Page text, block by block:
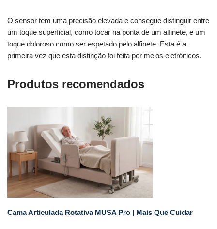
O sensor tem uma precisão elevada e consegue distinguir entre
um toque superficial, como tocar na ponta de um alfinete, e um
toque doloroso como ser espetado pelo alfinete. Esta é a
primeira vez que esta distinção foi feita por meios eletrónicos.
Produtos recomendados
Cama Articulada Rotativa MUSA Pro | Mais Que Cuidar